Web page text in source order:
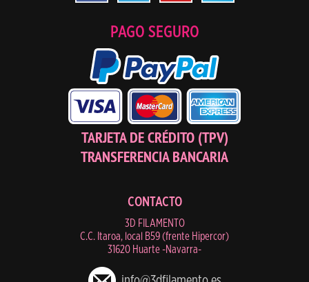
PAGO SEGURO
TARJETA DE CRÉDITO (TPV)
TRANSFERENCIA BANCARIA
CONTACTO
3D FILAMENTO
C.C. Itaroa, local B59 (frente Hipercor)
31620 Huarte -Navarra-